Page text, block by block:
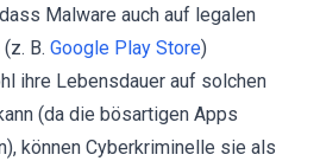
Malware auch auf legalen
B. Google Play Store)
ihre Lebensdauer auf solchen
(da die bösartigen Apps
können Cyberkriminelle sie als